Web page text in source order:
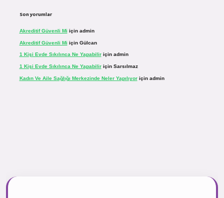
Son yorumlar
Akreditif Güvenli Mi için admin
Akreditif Güvenli Mi için Gülcan
1 Kişi Evde Sıkılınca Ne Yapabiliriçin admin
1 Kişi Evde Sıkılınca Ne Yapabiliriçin Sarsılmaz
Kadın Ve Aile Sağlığı Merkezinde Neler Yapılıyoriçin admin